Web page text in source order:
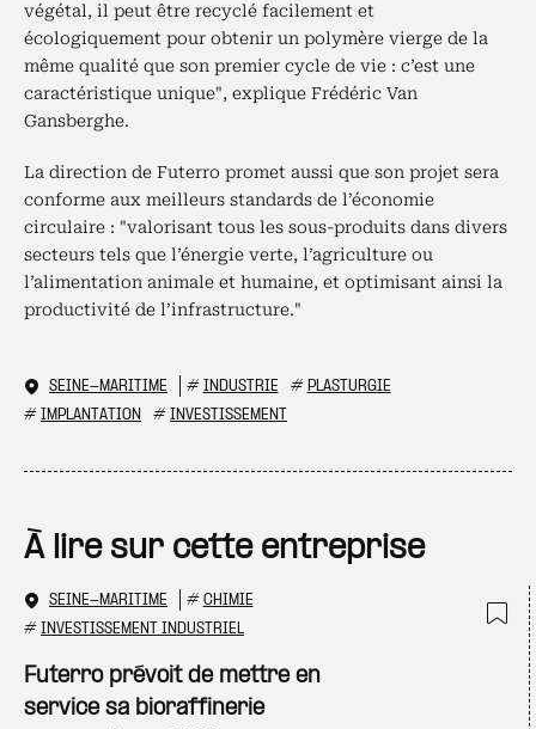
végétal, il peut être recyclé facilement et
écologiquement pour obtenir un polymère vierge de la
même qualité que son premier cycle de vie : c’est une
caractéristique unique", explique Frédéric Van
Gansberghe.
La direction de Futerro promet aussi que son projet sera
conforme aux meilleurs standards de l’économie
circulaire : "valorisant tous les sous-produits dans divers
secteurs tels que l’énergie verte, l’agriculture ou
l’alimentation animale et humaine, et optimisant ainsi la
productivité de l’infrastructure."
SEINE-MARITIME # INDUSTRIE # PLASTURGIE
# IMPLANTATION # INVESTISSEMENT
À lire sur cette entreprise
SEINE-MARITIME # CHIMIE
# INVESTISSEMENT INDUSTRIEL
Futerro prévoit de mettre en
service sa bioraffinerie